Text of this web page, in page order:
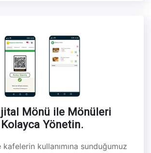
Mönü ile Mönüleri
Kolayca Yönetin.
kullanımına sunduğumuz